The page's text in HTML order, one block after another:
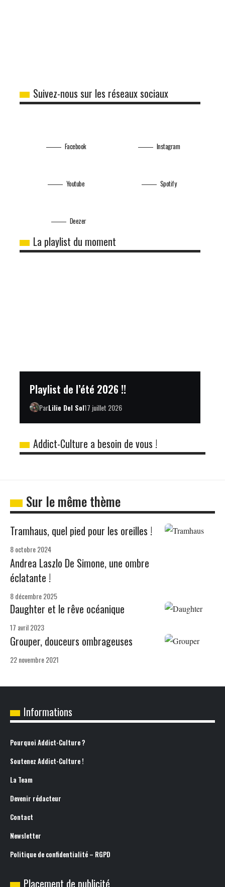
Suivez-nous sur les réseaux sociaux
Facebook
Youtube
Instagram
Spotify
Deezer
La playlist du moment
Playlist de l’été 2026 !!
ParLilie Del Sol17 juillet 2026
Addict-Culture a besoin de vous !
Sur le même thème
Tramhaus, quel pied pour les oreilles !
8 octobre 2024
Andrea Laszlo De Simone, une ombre
éclatante !
8 décembre 2025
Daughter et le rêve océanique
17 avril 2023
Grouper, douceurs ombrageuses
22 novembre 2021
Informations
Pourquoi Addict-Culture ?
Soutenez Addict-Culture !
La Team
Devenir rédacteur
Contact
Newsletter
Politique de confidentialité – RGPD
Placement de publicité